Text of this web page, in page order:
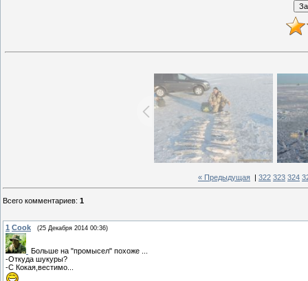
« Предыдущая 322 323 324
Всего комментариев: 1
1 Cook (25 Декабря 2014 00:36)
Больше на "промысел" похоже ...
-Откуда шукуры?
-С Кокая,вестимо...